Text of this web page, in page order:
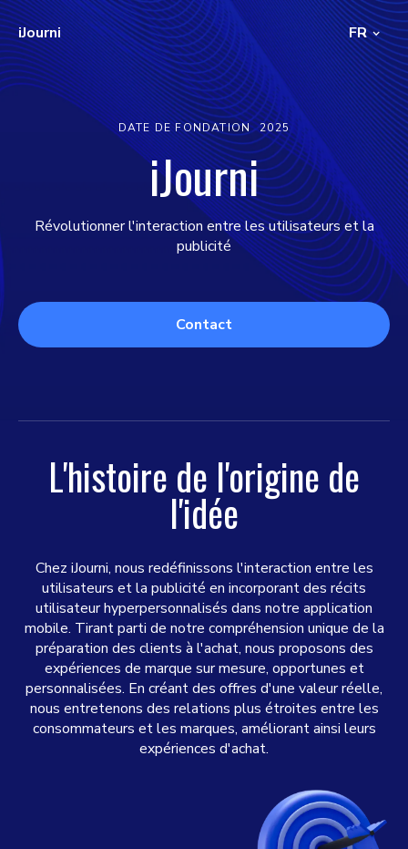
iJourni FR
DATE DE FONDATION 2025
iJourni
Révolutionner l'interaction entre les utilisateurs et la
publicité
Contact
L'histoire de l'origine de
l'idée
Chez iJourni, nous redéfinissons l'interaction entre les
utilisateurs et la publicité en incorporant des récits
utilisateur hyperpersonnalisés dans notre application
mobile. Tirant parti de notre compréhension unique de la
préparation des clients à l'achat, nous proposons des
expériences de marque sur mesure, opportunes et
personnalisées. En créant des offres d'une valeur réelle,
nous entretenons des relations plus étroites entre les
consommateurs et les marques, améliorant ainsi leurs
expériences d'achat.